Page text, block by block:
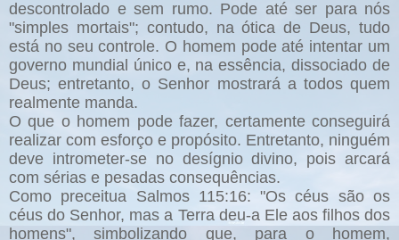
descontrolado e sem rumo. Pode até ser para nós
"simples mortais"; contudo, na ótica de Deus, tudo
está no seu controle. O homem pode até intentar um
governo mundial único e, na essência, dissociado de
Deus; entretanto, o Senhor mostrará a todos quem
realmente manda.
O que o homem pode fazer, certamente conseguirá
realizar com esforço e propósito. Entretanto, ninguém
deve intrometer-se no desígnio divino, pois arcará
com sérias e pesadas consequências.
Como preceitua Salmos 115:16: "Os céus são os
céus do Senhor, mas a Terra deu-a Ele aos filhos dos
homens", simbolizando que, para o homem,